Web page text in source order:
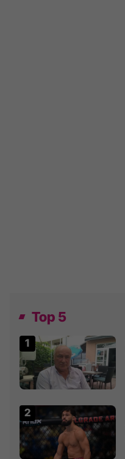
Top 5